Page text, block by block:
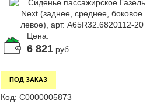
Цена:
6 821руб.
ПОД ЗАКАЗ
Код: С0000005873